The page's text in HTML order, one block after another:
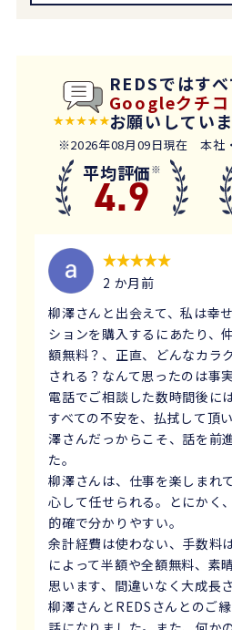
REDSではすべ
Googleクチコ
お願いしていま
※2026年08月09日現在 本社
平均評価※
4.9
2 か月前
柳澤さんと出会えて、私は幸
ションを購入するにあたり、
額無料？、正直、どんなカラ
される？なんて思ったのは事
電話でご相談した数時間後に
すべての不安を、払拭して頂
澤さんだっからこそ、話を前
た。
柳澤さんは、仕事を楽しまれ
心して任せられる。とにかく
的確で分かりやすい。
余計経費は使わない、手数料
によって半額や全額無料、素
思います、間違いなく大成長
柳澤さんとREDSさんとのご